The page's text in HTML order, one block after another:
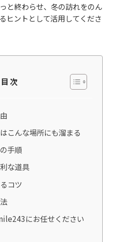
と終わらせ、冬の訪れをのん
ヒントとして活用してくださ
目次
こんな場所にも溜まる
手順
な道具
コツ
にお任せください